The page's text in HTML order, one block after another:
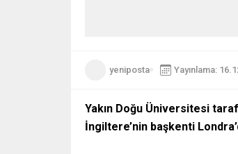
yeniposta Yayınlama:
Yakın Doğu Üniversitesi
İngiltere’nin başkenti